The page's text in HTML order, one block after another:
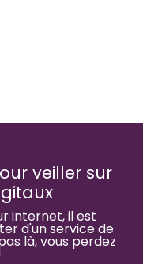
veiller sur
internet, il est
d'un service de
là, vous perdez